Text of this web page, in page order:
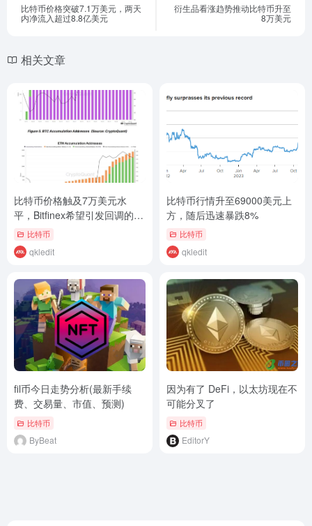
比特币价格突破7.1万美元，两天
内净流入超过8.8亿美元
衍生品看涨趋势推动比特币升至
8万美元
相关文章
比特币价格触及7万美元水
平，Bitfinex希望引发回调的抛
售压力即将结束
比特币
qkledit
比特币行情升至69000美元上
方，随后迅速暴跌8%
比特币
qkledit
fil币今日走势分析(最新手续
费、交易量、市值、预测)
比特币
ByBeat
因为有了 DeFi，以太坊现在不
可能分叉了
比特币
EditorY